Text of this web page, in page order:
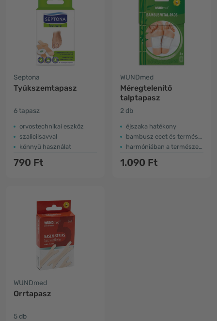
Septona
Tyúkszemtapasz
6 tapasz
orvostechnikai eszköz
szalicilsavval
könnyű használat
790 Ft
WUNDmed
Méregtelenítő
talptapasz
2 db
éjszaka hatékony
bambusz ecet és természetes kivonatok
harmóniában a természettel
1.090 Ft
WUNDmed
Orrtapasz
5 db